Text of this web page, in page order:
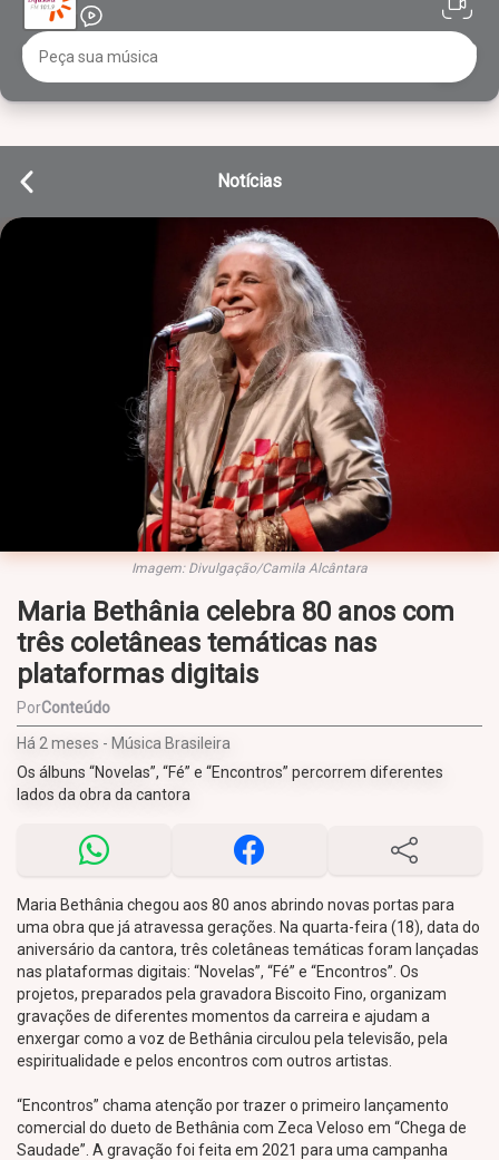
Notícias
Imagem: Divulgação/Camila Alcântara
Maria Bethânia celebra 80 anos com
três coletâneas temáticas nas
plataformas digitais
PorConteúdo
Há 2 meses - Música Brasileira
Os álbuns “Novelas”, “Fé” e “Encontros” percorrem diferentes
lados da obra da cantora
Maria Bethânia chegou aos 80 anos abrindo novas portas para
uma obra que já atravessa gerações. Na quarta-feira (18), data do
aniversário da cantora, três coletâneas temáticas foram lançadas
nas plataformas digitais: “Novelas”, “Fé” e “Encontros”. Os
projetos, preparados pela gravadora Biscoito Fino, organizam
gravações de diferentes momentos da carreira e ajudam a
enxergar como a voz de Bethânia circulou pela televisão, pela
espiritualidade e pelos encontros com outros artistas.
“Encontros” chama atenção por trazer o primeiro lançamento
comercial do dueto de Bethânia com Zeca Veloso em “Chega de
Saudade”. A gravação foi feita em 2021 para uma campanha